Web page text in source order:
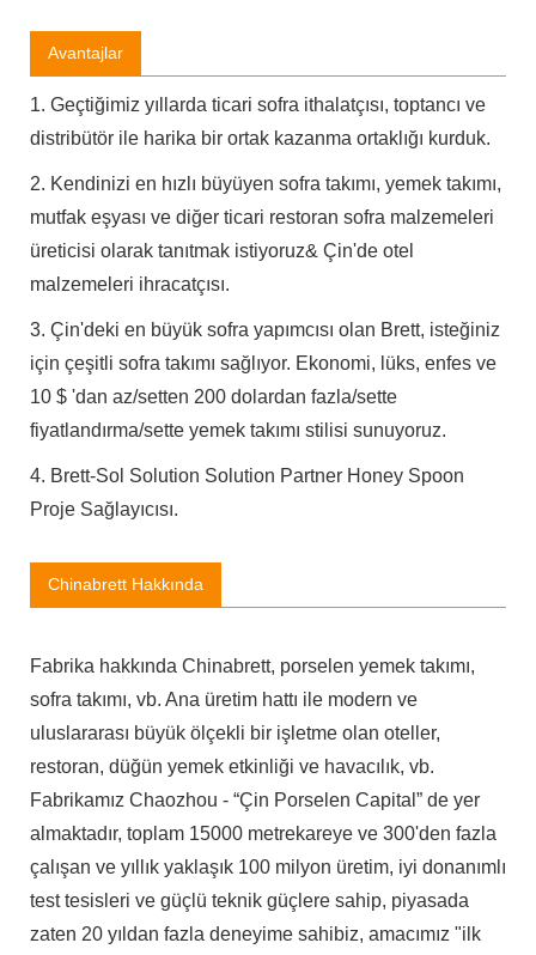
Avantajlar
1. Geçtiğimiz yıllarda ticari sofra ithalatçısı, toptancı ve
distribütör ile harika bir ortak kazanma ortaklığı kurduk.
2. Kendinizi en hızlı büyüyen sofra takımı, yemek takımı,
mutfak eşyası ve diğer ticari restoran sofra malzemeleri
üreticisi olarak tanıtmak istiyoruz& Çin'de otel
malzemeleri ihracatçısı.
3. Çin'deki en büyük sofra yapımcısı olan Brett, isteğiniz
için çeşitli sofra takımı sağlıyor. Ekonomi, lüks, enfes ve
10 $ 'dan az/setten 200 dolardan fazla/sette
fiyatlandırma/sette yemek takımı stilisi sunuyoruz.
4. Brett-Sol Solution Solution Partner Honey Spoon
Proje Sağlayıcısı.
Chinabrett Hakkında
Fabrika hakkında Chinabrett, porselen yemek takımı,
sofra takımı, vb. Ana üretim hattı ile modern ve
uluslararası büyük ölçekli bir işletme olan oteller,
restoran, düğün yemek etkinliği ve havacılık, vb.
Fabrikamız Chaozhou - “Çin Porselen Capital” de yer
almaktadır, toplam 15000 metrekareye ve 300'den fazla
çalışan ve yıllık yaklaşık 100 milyon üretim, iyi donanımlı
test tesisleri ve güçlü teknik güçlere sahip, piyasada
zaten 20 yıldan fazla deneyime sahibiz, amacımız "ilk